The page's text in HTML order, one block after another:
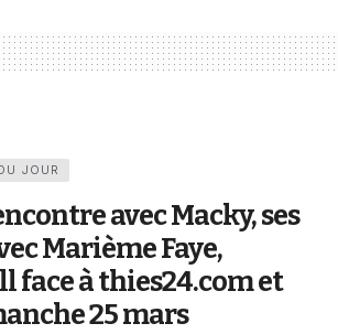
JOUR
avec Macky, ses
Marième Faye,
face à thies24.com et
25 mars